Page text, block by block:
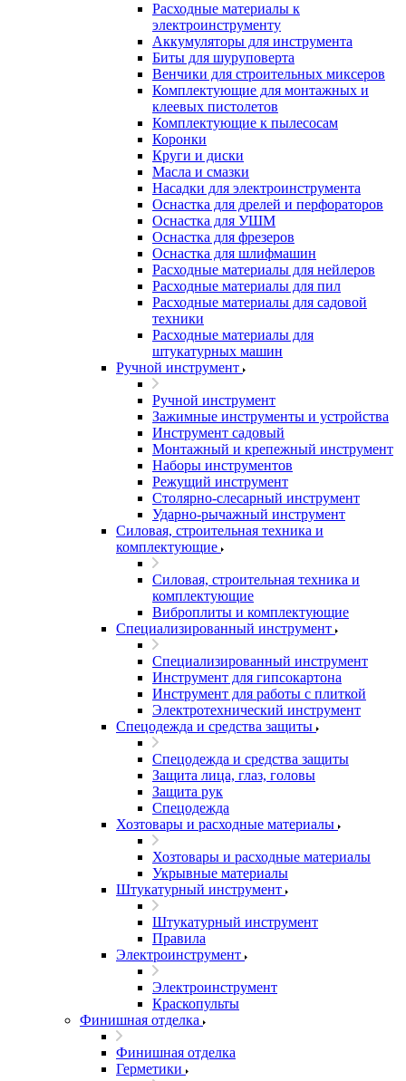
Расходные материалы к
электроинструменту
Аккумуляторы для инструмента
Биты для шуруповерта
Венчики для строительных миксеров
Комплектующие для монтажных и
клеевых пистолетов
Комплектующие к пылесосам
Коронки
Круги и диски
Масла и смазки
Насадки для электроинструмента
Оснастка для дрелей и перфораторов
Оснастка для УШМ
Оснастка для фрезеров
Оснастка для шлифмашин
Расходные материалы для нейлеров
Расходные материалы для пил
Расходные материалы для садовой
техники
Расходные материалы для
штукатурных машин
Ручной инструмент
Ручной инструмент
Зажимные инструменты и устройства
Инструмент садовый
Монтажный и крепежный инструмент
Наборы инструментов
Режущий инструмент
Столярно-слесарный инструмент
Ударно-рычажный инструмент
Силовая, строительная техника и
комплектующие
Силовая, строительная техника и
комплектующие
Виброплиты и комплектующие
Специализированный инструмент
Специализированный инструмент
Инструмент для гипсокартона
Инструмент для работы с плиткой
Электротехнический инструмент
Спецодежда и средства защиты
Спецодежда и средства защиты
Защита лица, глаз, головы
Защита рук
Спецодежда
Хозтовары и расходные материалы
Хозтовары и расходные материалы
Укрывные материалы
Штукатурный инструмент
Штукатурный инструмент
Правила
Электроинструмент
Электроинструмент
Краскопульты
Финишная отделка
Финишная отделка
Герметики